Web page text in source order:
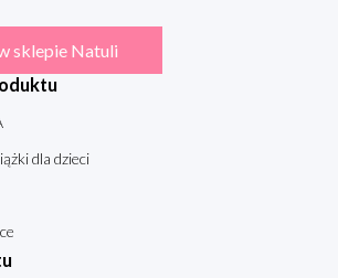
sklepie Natuli
dla dzieci